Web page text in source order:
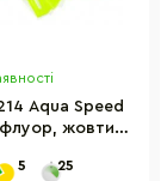
Aqua Speed
жовтий,
5 25